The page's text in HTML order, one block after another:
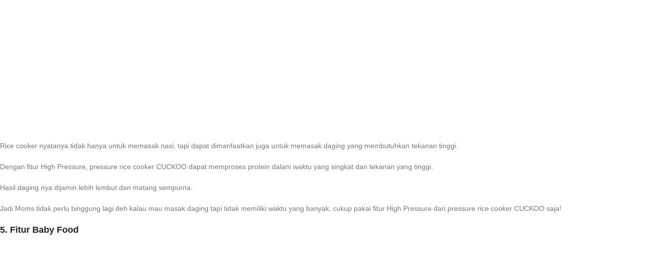
Rice cooker nyatanya tidak hanya untuk memasak nasi, tapi dapat dimanfaatkan juga untuk memasak daging yang membutuhkan tekanan tinggi.
Dengan fitur High Pressure, pressure rice cooker CUCKOO dapat memproses protein dalam waktu yang singkat dan tekanan yang tinggi.
Hasil daging nya dijamin lebih lembut dan matang sempurna.
Jadi Moms tidak perlu binggung lagi deh kalau mau masak daging tapi tidak memiliki waktu yang banyak, cukup pakai fitur High Pressure dari pressure rice cooker CUCKOO saja!
5. Fitur Baby Food